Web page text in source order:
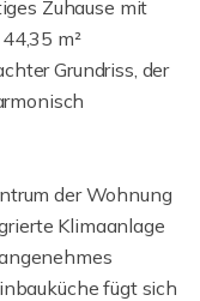
Zuhause mit
m²
Grundriss, der
der Wohnung
Klimaanlage
fügt sich